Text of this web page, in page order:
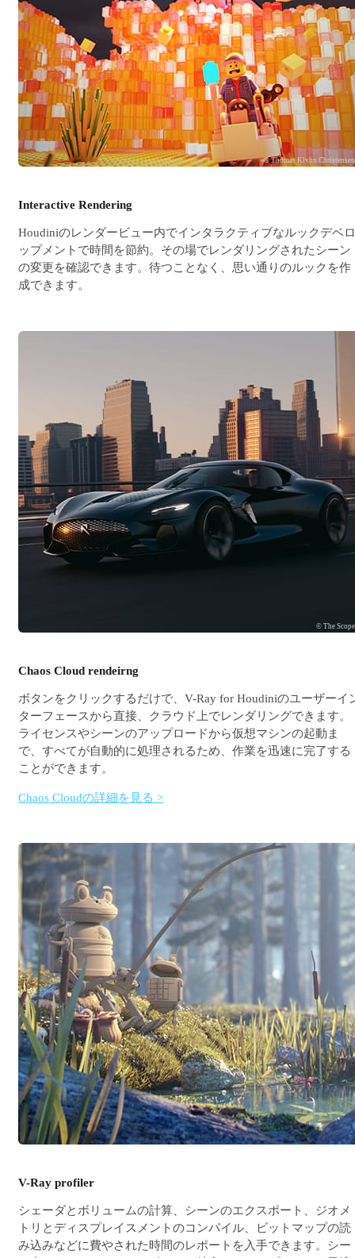
© Thomas Klyhn Christensen
Interactive Rendering
Houdiniのレンダービュー内でインタラクティブなルックデベロ
ップメントで時間を節約。その場でレンダリングされたシーン
の変更を確認できます。待つことなく、思い通りのルックを作
成できます。
© The Scope
Chaos Cloud rendeirng
ボタンをクリックするだけで、V-Ray for Houdiniのユーザーイ
ターフェースから直接、クラウド上でレンダリングできます。
ライセンスやシーンのアップロードから仮想マシンの起動ま
で、すべてが自動的に処理されるため、作業を迅速に完了する
ことができます。
Chaos Cloudの詳細を見る >
V-Ray profiler
シェーダとボリュームの計算、シーンのエクスポート、ジオメ
トリとディスプレイスメントのコンパイル、ビットマップの読
み込みなどに費やされた時間のレポートを入手できます。シー